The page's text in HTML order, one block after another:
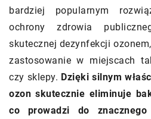
bardziej popularnym
ochrony zdrowia
skutecznej dezynfekcji
zastosowanie w miejscach
czy sklepy. Dzięki silnym
ozon skutecznie eliminuje
co prowadzi do znacznego